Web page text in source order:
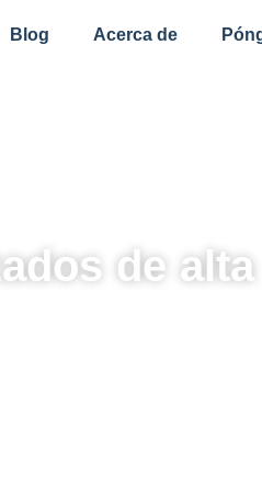
Blog Acerca de
de alta